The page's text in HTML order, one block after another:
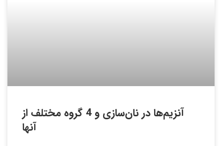
آنزیم‌ها در نان‌سازی و 4 گروه مختلف از
آنها